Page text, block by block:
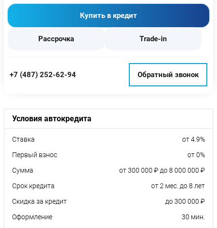
Купить в кредит
Рассрочка Trade-in
+7 (487) 252-62-94 Обратный звонок
Условия автокредита
Ставка
от 4.9%
Первый взнос
от 0%
Сумма
от 300 000 ₽ до 8 000 000 ₽
Срок кредита
от 2 мес. до 8 лет
Скидка за кредит
до 300 000 ₽
Оформление
30 мин.